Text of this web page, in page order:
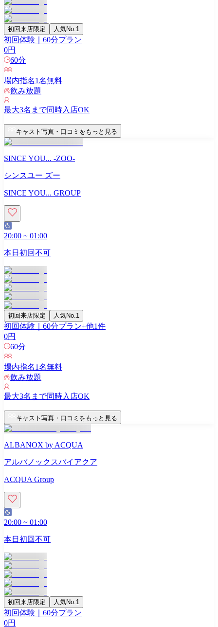
初回来店限定 人気No.1
初回体験｜60分プラン
0円
60分
場内指名1名無料
飲み放題
最大3名まで同時入店OK
キャスト写真・口コミをもっと見る
SINCE YOU... -ZOO-
シンスユー ズー
SINCE YOU... GROUP
20:00 ~ 01:00
本日初回不可
初回来店限定 人気No.1
初回体験｜60分プラン+他1件
0円
60分
場内指名1名無料
飲み放題
最大3名まで同時入店OK
キャスト写真・口コミをもっと見る
ALBANOX by ACQUA
アルバノックスバイアクア
ACQUA Group
20:00 ~ 01:00
本日初回不可
初回来店限定 人気No.1
初回体験｜60分プラン
0円